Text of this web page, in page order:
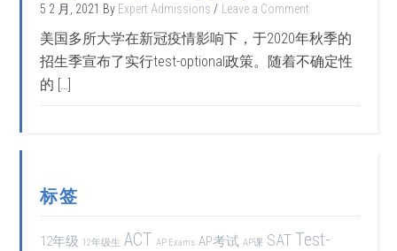
5 2 月, 2021 By Expert Admissions Leave a Comment
美国多所大学在新冠疫情影响下，于2020年秋季的
招生季宣布了实行test-optional政策。随着不确定性
的 […]
标签
12年级 12年级生 ACT AP Exams AP考试 AP课 SAT Test-